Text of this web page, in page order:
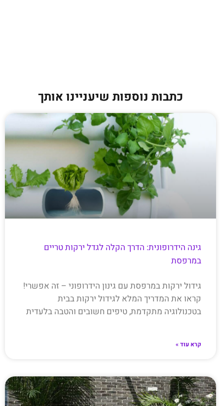
כתבות נוספות שיעניינו אותך
גינה הידרופונית: הדרך הקלה לגדל ירקות טריים
במרפסת
גידול ירקות במרפסת עם גינון הידרופוני – זה אפשרי!
קראו את המדריך המלא לגידול ירקות בבית
בטכנולוגיה מתקדמת, טיפים חשובים והטבה בלעדית
קרא עוד »